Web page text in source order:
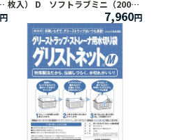
枚入） D ソフトラブミニ（200枚
入）1ケース（200枚入×48束）
7,960